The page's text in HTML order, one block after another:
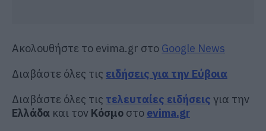
Ακολουθήστε το evima.gr στο Google News
Διαβάστε όλες τις ειδήσεις για την Εύβοια
Διαβάστε όλες τις τελευταίες ειδήσεις για την
Ελλάδα και τον Κόσμο στο evima.gr